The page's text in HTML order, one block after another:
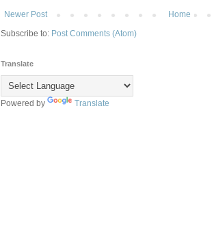
Newer Post
Home
Subscribe to: Post Comments (Atom)
Translate
Powered by Translate